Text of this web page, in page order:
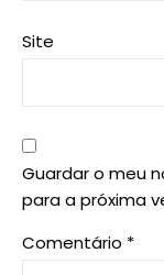
Site
Guardar o meu
para a próxima
Comentário *